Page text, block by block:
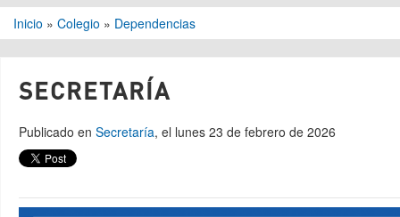
Se encuentra usted aquí
Inicio » Colegio » Dependencias
SECRETARÍA
Publicado en Secretaría, el lunes 23 de febrero de 2026